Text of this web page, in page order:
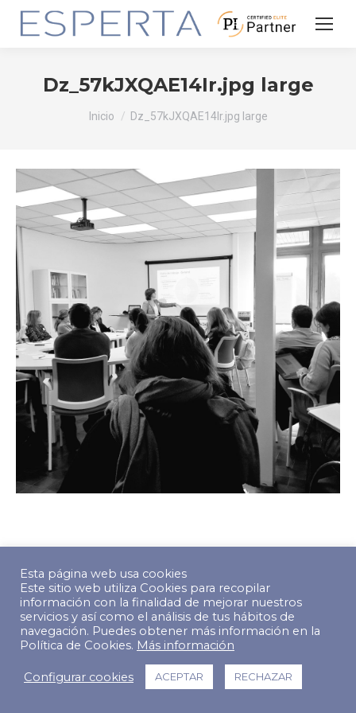
Dz_57kJXQAE14Ir.jpg large
Estás aquí:
Inicio Dz_57kJXQAE14Ir.jpg large
© Copyright 2022 The Predictive Index. Todos los derechos
reservados.
Footer Menu
Esta página web usa cookies
Este sitio web utiliza Cookies para recopilar
información con la finalidad de mejorar nuestros
servicios y así como el análisis de tus hábitos de
navegación. Puedes obtener más información en la
Política de Cookies. Más información
Configurar cookies ACEPTAR RECHAZAR